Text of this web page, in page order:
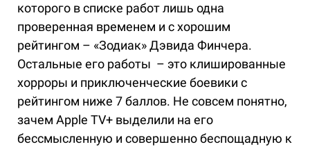
которого в списке работ лишь одна
проверенная временем и с хорошим
рейтингом – «Зодиак» Дэвида Финчера.
Остальные его работы – это клишированные
хорроры и приключенческие боевики с
рейтингом ниже 7 баллов. Не совсем понятно,
зачем Apple TV+ выделили на его
бессмысленную и совершенно беспощадную к